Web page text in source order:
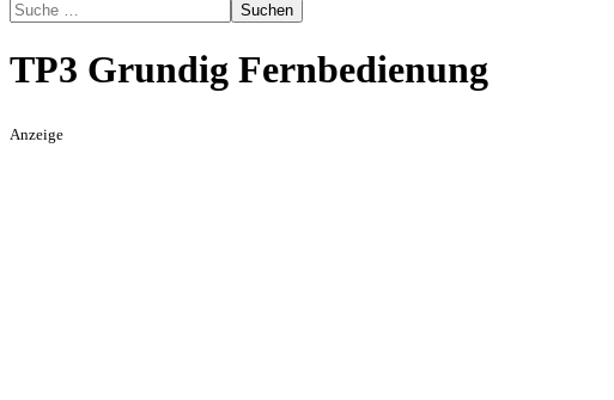
Suchen
TP3 Grundig Fernbedienung
Anzeige